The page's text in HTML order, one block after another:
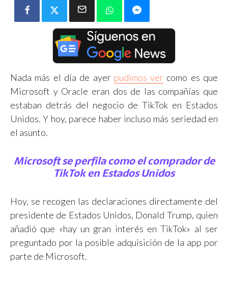
Nada más el día de ayer pudimos ver como es que
Microsoft y Oracle eran dos de las compañías que
estaban detrás del negocio de TikTok en Estados
Unidos. Y hoy, parece haber incluso más seriedad en
el asunto.
Microsoft se perfila como el comprador de
TikTok en Estados Unidos
Hoy, se recogen las declaraciones directamente del
presidente de Estados Unidos, Donald Trump, quien
añadió que «hay un gran interés en TikTok» al ser
preguntado por la posible adquisición de la app por
parte de Microsoft.